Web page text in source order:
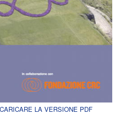
LA VERSIONE PDF